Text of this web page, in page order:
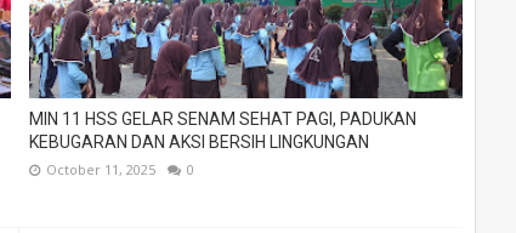
MIN 11 HSS GELAR SENAM SEHAT PAGI, PADUKAN
KEBUGARAN DAN AKSI BERSIH LINGKUNGAN
October 11, 2025 0